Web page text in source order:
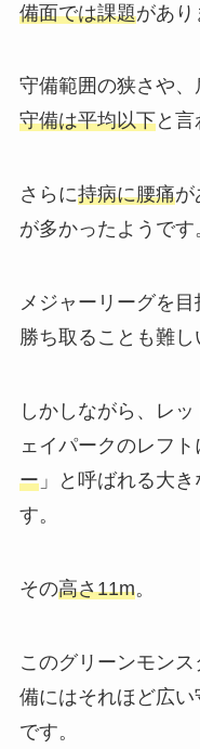
備面では課題があり
守備範囲の狭さや
守備は平均以下と言
さらに持病に腰痛が
が多かったようです
メジャーリーグを
勝ち取ることも難し
しかしながら、レ
ェイパークのレフト
ー」と呼ばれる大き
す。
その高さ11m。
このグリーンモン
備にはそれほど広
です。